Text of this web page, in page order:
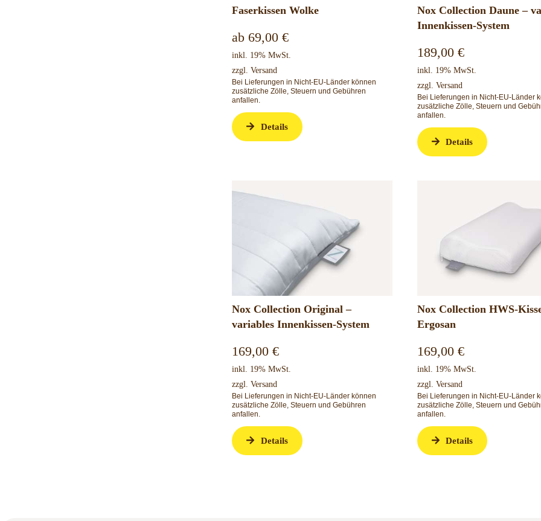
Faserkissen Wolke
ab 69,00€
inkl. 19% MwSt.
zzgl.Versand
Bei Lieferungen in Nicht-EU-Länder können
zusätzliche Zölle, Steuern und Gebühren
anfallen.
Details
Nox Collection Daune –
Innenkissen-System
189,00 €
inkl. 19% MwSt.
zzgl. Versand
Bei Lieferungen in Nicht-EU-Länder
zusätzliche Zölle, Steuern und
anfallen.
Details
Nox Collection Original –
variables Innenkissen-System
169,00€
inkl. 19% MwSt.
zzgl.Versand
Bei Lieferungen in Nicht-EU-Länder können
zusätzliche Zölle, Steuern und Gebühren
anfallen.
Details
Nox Collection HWS-
Ergosan
169,00 €
inkl. 19% MwSt.
zzgl. Versand
Bei Lieferungen in Nicht-EU-Länder
zusätzliche Zölle, Steuern und
anfallen.
Details